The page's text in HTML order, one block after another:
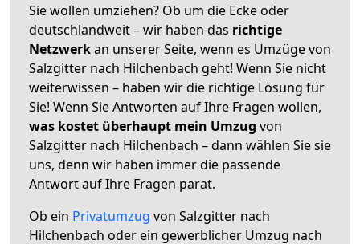
Sie wollen umziehen? Ob um die Ecke oder
deutschlandweit – wir haben das richtige
Netzwerkan unserer Seite, wenn es Umzüge von
Salzgitter nach Hilchenbach geht! Wenn Sie nicht
weiterwissen – haben wir die richtige Lösung für
Sie! Wenn Sie Antworten auf Ihre Fragen wollen,
was kostet überhaupt mein Umzug von
Salzgitter nach Hilchenbach – dann wählen Sie sie
uns, denn wir haben immer die passende
Antwort auf Ihre Fragen parat.
Ob ein Privatumzug von Salzgitter nach
Hilchenbach oder ein gewerblicher Umzug nach